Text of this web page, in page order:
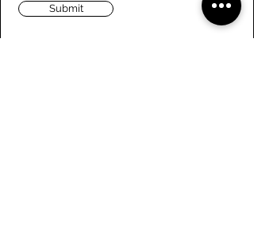
Submit